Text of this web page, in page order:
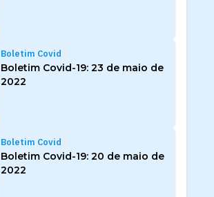
Boletim Covid
Boletim Covid-19: 23 de maio de
2022
Boletim Covid
Boletim Covid-19: 20 de maio de
2022